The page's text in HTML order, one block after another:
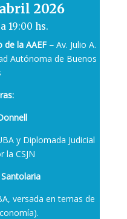
abril 2026
19:00 hs.
de la AAEF –Av. Julio A.
Autónoma de Buenos
y Diplomada Judicial
la CSJN
versada en temas de